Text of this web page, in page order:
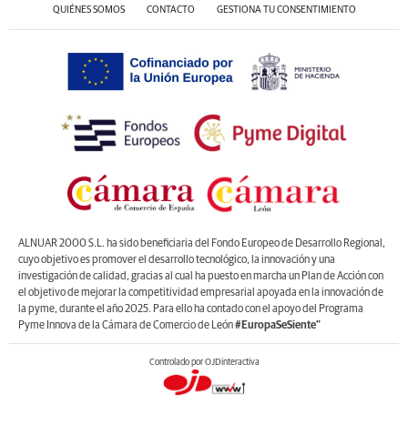
QUIÉNES SOMOS CONTACTO GESTIONA TU CONSENTIMIENTO
ALNUAR 2000 S.L. ha sido beneficiaria del Fondo Europeo de Desarrollo Regional,
cuyo objetivo es promover el desarrollo tecnológico, la innovación y una
investigación de calidad, gracias al cual ha puesto en marcha un Plan de Acción con
el objetivo de mejorar la competitividad empresarial apoyada en la innovación de
la pyme, durante el año 2025. Para ello ha contado con el apoyo del Programa
Pyme Innova de la Cámara de Comercio de León#EuropaSeSiente”
Controlado por OJDinteractiva